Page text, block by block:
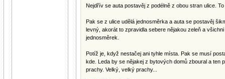
Nejdřív se auta postavěj z podélně z obou stran ulice.
Pak se z ulice udělá jednosměrka a auta se postavěj
levný, akorát to zpravidla sebere nějakou zeleň a
jednosměrek.
Potíž je, když nestačej ani tyhle místa. Pak se musí
kde. Leda by se nějakej z bytových domů zboural a ten
prachy. Velký, velký prachy...